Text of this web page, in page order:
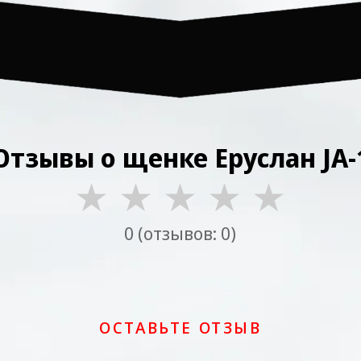
о щенке Еруслан
★ ★ ★ ★ ★
0 (отзывов: 0)
ОСТАВЬТЕ ОТЗЫВ